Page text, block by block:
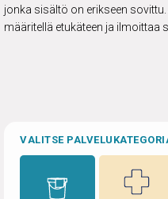
jonka sisältö on erikseen
määritellä etukäteen ja ilmoittaa
VALITSE